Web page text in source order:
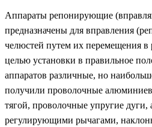
Аппараты репонирующие
предназначены для вправления
челюстей путем их перемещения в
целью установки в правильное
аппаратов различные, но
получили проволочные
тягой, проволочные упругие
регулирующими рычагами,